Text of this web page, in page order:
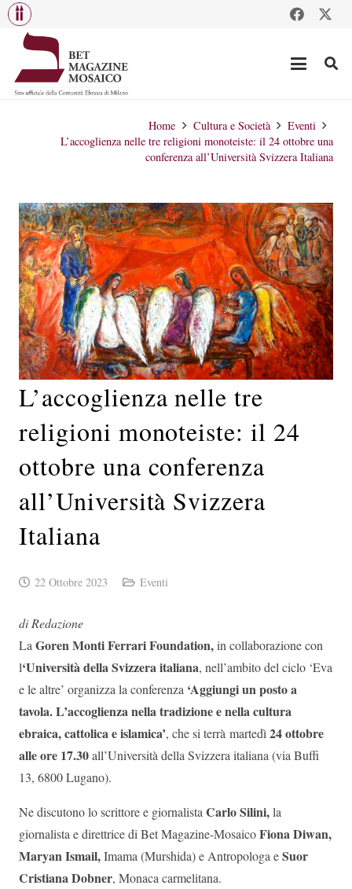
Home Cultura e Società
Eventi
L’accoglienza nelle tre religioni monoteiste: il 24 ottobre una
conferenza all’Università Svizzera Italiana
L’accoglienza nelle tre
religioni monoteiste: il 24
ottobre una conferenza
all’Università Svizzera
Italiana
22 Ottobre 2023 Eventi
di Redazione
LaGoren Monti Ferrari Foundation,in collaborazione con
l‘Università della Svizzera italiana, nell’ambito del ciclo ‘Eva
e le altre’ organizza la conferenza ‘Aggiungi un posto a
tavola. L’accoglienza nella tradizione e nella cultura
ebraica, cattolica e islamica’, che si terrà martedì24 ottobre
alle ore 17.30all’Università della Svizzera italiana (via Buffi
13, 6800 Lugano).
Ne discutono lo scrittore e giornalistaCarlo Silini,la
giornalista e direttrice di Bet Magazine-MosaicoFiona Diwan,
Maryan Ismail,Imama (Murshida) e Antropologa eSuor
Cristiana Dobner, Monaca carmelitana.